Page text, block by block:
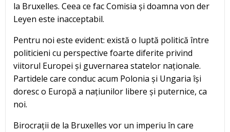
la Bruxelles. Ceea ce fac Comisia și doamna von der
Leyen este inacceptabil.
Pentru noi este evident: există o luptă politică între
politicieni cu perspective foarte diferite privind
viitorul Europei și guvernarea statelor naționale.
Partidele care conduc acum Polonia și Ungaria își
doresc o Europă a națiunilor libere și puternice, ca
noi.
Birocrații de la Bruxelles vor un imperiu în care